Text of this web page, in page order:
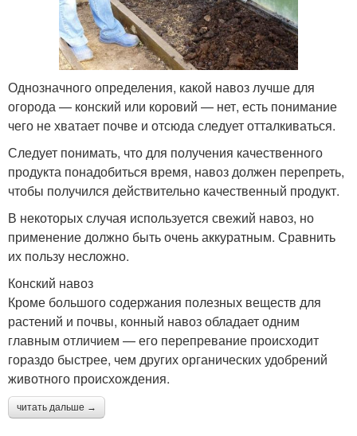
Однозначного определения, какой навоз лучше для
огорода — конский или коровий — нет, есть понимание
чего не хватает почве и отсюда следует отталкиваться.
Следует понимать, что для получения качественного
продукта понадобиться время, навоз должен перепреть,
чтобы получился действительно качественный продукт.
В некоторых случая используется свежий навоз, но
применение должно быть очень аккуратным. Сравнить
их пользу несложно.
Конский навоз
Кроме большого содержания полезных веществ для
растений и почвы, конный навоз обладает одним
главным отличием — его перепревание происходит
гораздо быстрее, чем других органических удобрений
животного происхождения.
читать дальше →